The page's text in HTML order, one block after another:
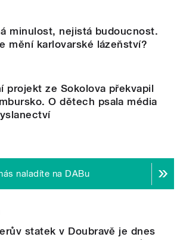
minulost, nejistá budoucnost.
mění karlovarské lázeňství?
projekt ze Sokolova překvapil
O dětech psala média
naladíte na DABu
statek v Doubravě je dnes